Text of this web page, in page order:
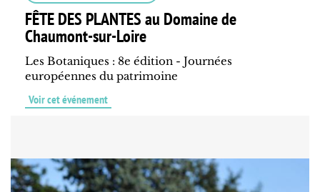
FÊTE DES PLANTES au Domaine de
Chaumont-sur-Loire
Les Botaniques : 8e édition - Journées
européennes du patrimoine
Voir cet événement